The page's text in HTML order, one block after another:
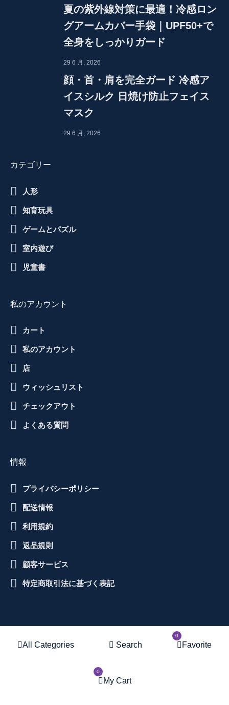
All Categories Search
0
Favorite
0
My Cart
夏の紫外線対策に最適！冷感ロン
グアームカバー手袋｜UPF50+で
全身をしっかりガード
29 6 月, 2026
顔・首・肩を完全ガード 冷感ア
イスシルク 日焼け防止フェイス
マスク
29 6 月, 2026
カテゴリー
人形
知育玩具
ゲームとパズル
室内遊び
児童書
私のアカウント
カート
私のアカウント
店
ウィッシュリスト
チェックアウト
よくある質問
情報
プライバシーポリシー
配送情報
利用規約
返品規則
顧客サービス
特定商取引法に基づく表記
© CopyRight 2025 | template
designed by Hex Wp - All lefts
reserved | Designed for